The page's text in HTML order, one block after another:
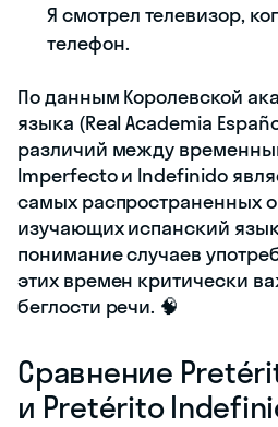
Я смотрел телевизор,
телефон.
По данным Королевской
языка (Real Academia
различий между
Imperfecto и Indefinido
самых распространенных
изучающих испанский
понимание случаев
этих времен критически
беглости речи. 🧠
Сравнение
и Pretérito